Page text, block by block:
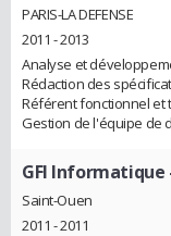
PARIS-LA DEFENSE
2011 - 2013
Analyse et
Rédaction des
Référent fonctionnel et
Gestion de l'équipe de
GFI Informatique
Saint-Ouen
2011 - 2011